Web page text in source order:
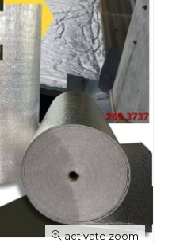
activate zoom